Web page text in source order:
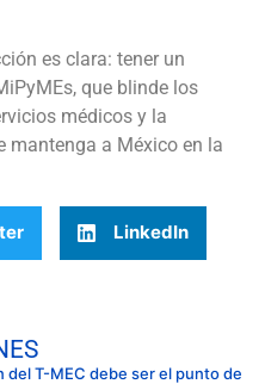
es clara: tener un
que blinde los
médicos y la
mantenga a México en la
LinkedIn
del T-MEC debe ser el punto de